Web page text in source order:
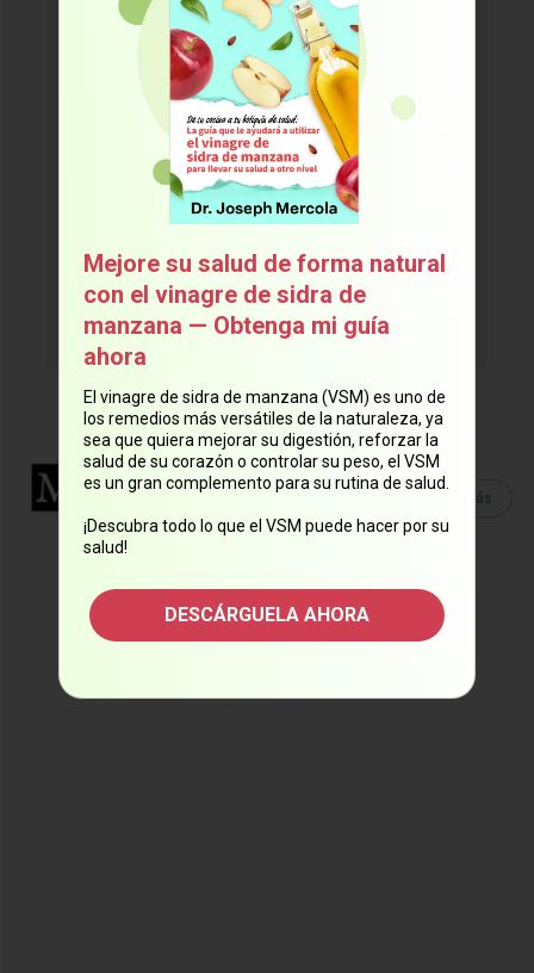
salud #1 del mundo!
Reciba las noticias más recientes y
confiables del Dr. Mercola
directamente en su correo
electrónico.
¡Suscríbase ahora!
Equipo Mercola
autor.
Lee Más
Mejore su salud de forma natural
con el vinagre de sidra de
manzana — Obtenga mi guía
ahora
El vinagre de sidra de manzana (VSM) es uno de
los remedios más versátiles de la naturaleza, ya
sea que quiera mejorar su digestión, reforzar la
salud de su corazón o controlar su peso, el VSM
es un gran complemento para su rutina de salud.
¡Descubra todo lo que el VSM puede hacer por su
salud!
DESCÁRGUELA AHORA